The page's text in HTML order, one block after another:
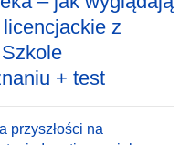
z
+ test
przyszłości na